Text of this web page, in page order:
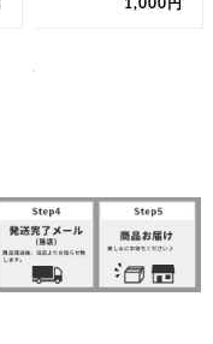
1,000円